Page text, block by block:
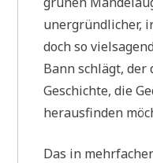
unergründlicher,
doch so
Bann schlägt, der
Geschichte, die
herausfinden
Das in